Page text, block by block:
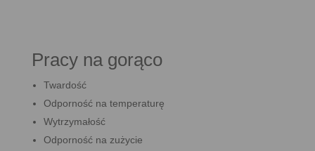
Pracy na gorąco
Twardość
Odporność na temperaturę
Wytrzymałość
Odporność na zużycie